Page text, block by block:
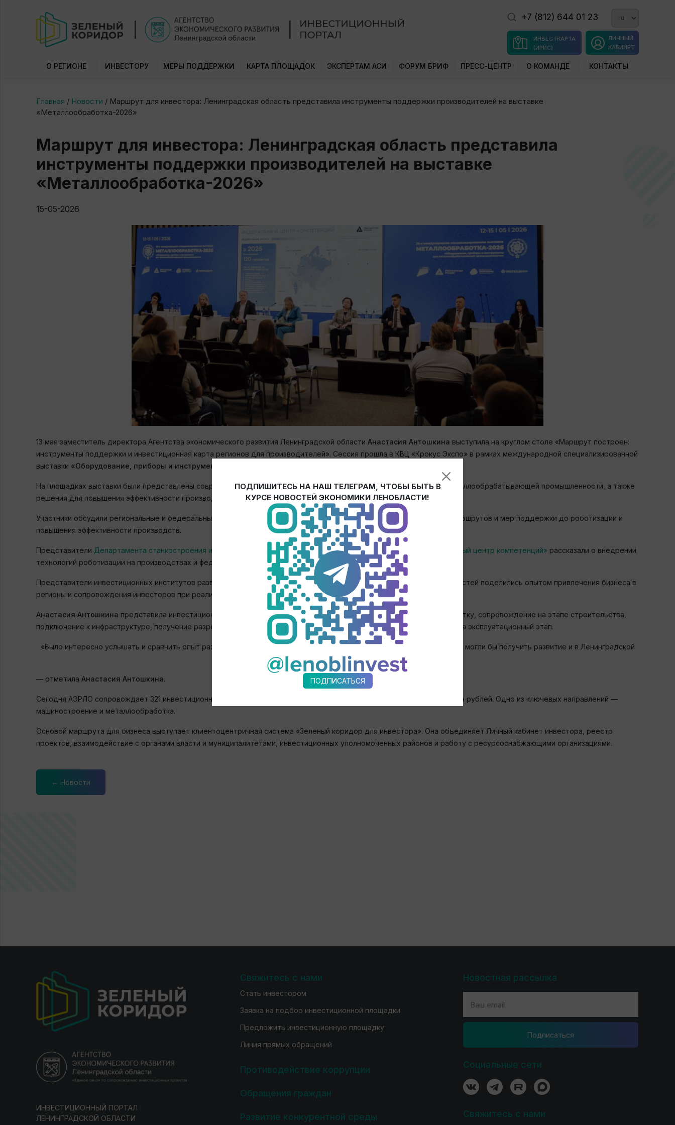
+7 (812) 644 01 23
ЛИЧНЫЙ
КАБИНЕТ
ИНВЕСТКАРТА
(ИРИС)
О РЕГИОНЕ ИНВЕСТОРУ МЕРЫ ПОДДЕРЖКИ КАРТА ПЛОЩАДОК ЭКСПЕРТАМ АСИ ФОРУМ БРИФ ПРЕСС-ЦЕНТР О КОМАНДЕ КОНТАКТЫ
Главная / Новости / Маршрут для инвестора: Ленинградская область представила инструменты поддержки производителей на выставке
«Металлообработка-2026»
Маршрут для инвестора: Ленинградская область представила
инструменты поддержки производителей на выставке
«Металлообработка-2026»
15-05-2026
13 мая заместитель директора Агентства экономического развития Ленинградской области Анастасия Антошкина выступила на круглом столе «Маршрут построен:
инструменты поддержки и инвестиционная карта регионов для производителей». Сессия прошла в КВЦ «Крокус Экспо» в рамках международной специализированной
выставки «Оборудование, приборы и инструменты для металлообрабатывающей промышленности»
На площадках выставки были представлены современные образцы оборудования, приборов и инструментов для металлообрабатывающей промышленности, а также
решения для повышения эффективности производства.
Участники обсудили региональные и федеральные инструменты поддержки производителей — от инвестиционных маршрутов и мер поддержки до роботизации и
повышения эффективности производств.
Представители Департамента станкостроения и тяжелого машиностроения Минпромторга Россиии АНО «Федеральный центр компетенций» рассказали о внедрении
технологий роботизации на производствах и федеральных механизмах поддержки роботизации для инвесторов.
Представители инвестиционных институтов развития Ленинградской, Псковской, Московской и Калининградской областей поделились опытом привлечения бизнеса в
регионы и сопровождения инвесторов при реализации проектов.
Анастасия Антошкина представила инвестиционный маршрут Ленинградской области: прединвестиционную проработку, сопровождение на этапе строительства,
подключение к инфраструктуре, получение разрешительной документации и поддержку после выхода предприятия на эксплуатационный этап.
«Было интересно услышать и сравнить опыт разных субъектов, найти общие черты и узнать про механизмы, которые могли бы получить развитие и в Ленинградской
области»,
— отметила Анастасия Антошкина.
Сегодня АЭРЛО сопровождает 321 инвестиционный проект в активной стадии реализации с общим портфелем 6,8 трлн рублей. Одно из ключевых направлений —
машиностроение и металлообработка.
Основой маршрута для бизнеса выступает клиентоцентричная система «Зеленый коридор для инвестора». Она объединяет Личный кабинет инвестора, реестр
проектов, взаимодействие с органами власти и муниципалитетами, инвестиционных уполномоченных районов и работу с ресурсоснабжающими организациями.
← Новости
ИНВЕСТИЦИОННЫЙ ПОРТАЛ
ЛЕНИНГРАДСКОЙ ОБЛАСТИ
Свяжитесь с нами
Стать инвестором
Заявка на подбор инвестиционной площадки
Предложить инвестиционную площадку
Линия прямых обращений
Противодействие коррупции
Обращения граждан
Развитие конкурентной среды
Новостная рассылка
Подпиcаться
Социальные сети
Свяжитесь с нами
ПОДПИШИТЕСЬ НА НАШ ТЕЛЕГРАМ, ЧТОБЫ БЫТЬ В
КУРСЕ НОВОСТЕЙ ЭКОНОМИКИ ЛЕНОБЛАСТИ!
ПОДПИСАТЬСЯ